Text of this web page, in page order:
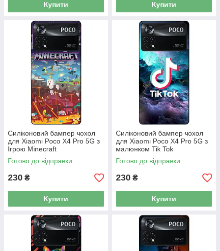
Купити Купити
Силіконовий бампер чохол
для Xiaomi Poco X4 Pro 5G з
Ігрою Minecraft
Готово до відправки
230 ₴
Купити
Силіконовий бампер чохол
для Xiaomi Poco X4 Pro 5G з
малюнком Tik Tok
Готово до відправки
230 ₴
Купити